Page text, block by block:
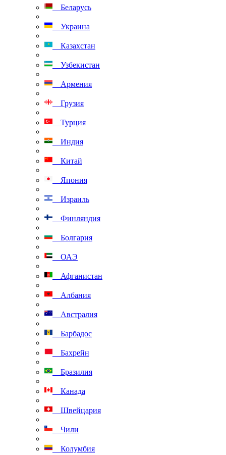
Беларусь
Украина
Казахстан
Узбекистан
Армения
Грузия
Турция
Индия
Китай
Япония
Израиль
Финляндия
Болгария
ОАЭ
Афганистан
Албания
Австралия
Барбадос
Бахрейн
Бразилия
Канада
Швейцария
Чили
Колумбия